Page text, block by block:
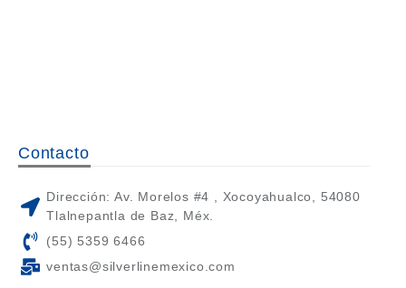
Contacto
Dirección: Av. Morelos #4 , Xocoyahualco, 54080
Tlalnepantla de Baz, Méx.
(55) 5359 6466
ventas@silverlinemexico.com